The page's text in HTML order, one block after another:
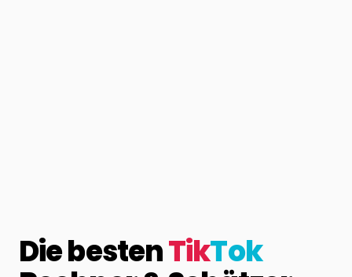
Die bestenTikTok